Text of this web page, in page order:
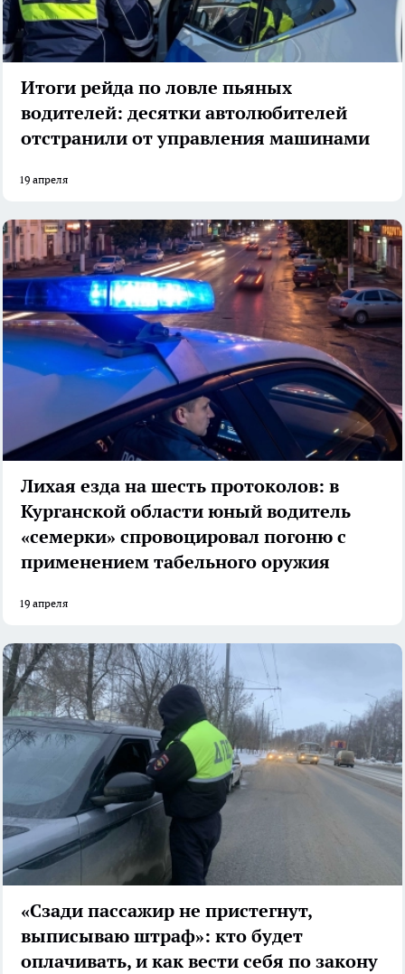
Итоги рейда по ловле пьяных
водителей: десятки автолюбителей
отстранили от управления машинами
19 апреля
Лихая езда на шесть протоколов: в
Курганской области юный водитель
«семерки» спровоцировал погоню с
применением табельного оружия
19 апреля
«Сзади пассажир не пристегнут,
выписываю штраф»: кто будет
оплачивать, и как вести себя по закону